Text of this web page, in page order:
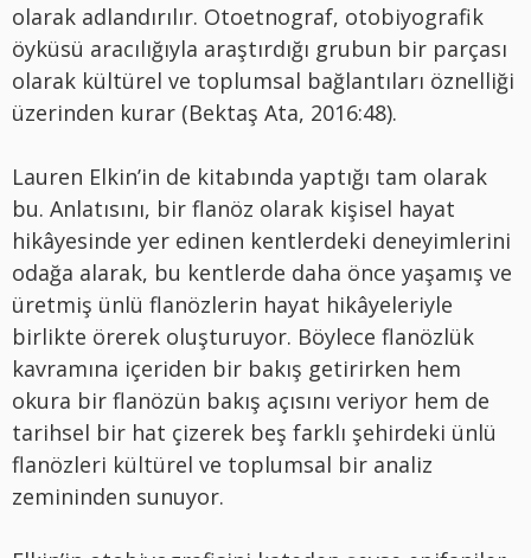
olarak adlandırılır. Otoetnograf, otobiyografik
öyküsü aracılığıyla araştırdığı grubun bir parçası
olarak kültürel ve toplumsal bağlantıları öznelliği
üzerinden kurar (Bektaş Ata, 2016:48).
Lauren Elkin’in de kitabında yaptığı tam olarak
bu. Anlatısını, bir flanöz olarak kişisel hayat
hikâyesinde yer edinen kentlerdeki deneyimlerini
odağa alarak, bu kentlerde daha önce yaşamış ve
üretmiş ünlü flanözlerin hayat hikâyeleriyle
birlikte örerek oluşturuyor. Böylece flanözlük
kavramına içeriden bir bakış getirirken hem
okura bir flanözün bakış açısını veriyor hem de
tarihsel bir hat çizerek beş farklı şehirdeki ünlü
flanözleri kültürel ve toplumsal bir analiz
zemininden sunuyor.